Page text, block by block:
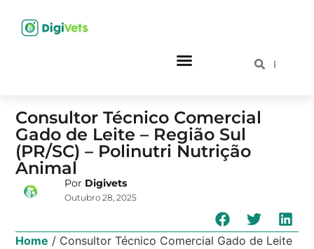
Consultor Técnico Comercial
Gado de Leite – Região Sul
(PR/SC) – Polinutri Nutrição
Animal
Por Digivets
Outubro 28, 2025
Home / Consultor Técnico Comercial Gado de Leite